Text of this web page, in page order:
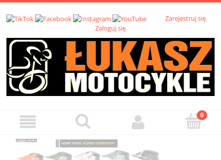
Zarejestruj się
Zaloguj się